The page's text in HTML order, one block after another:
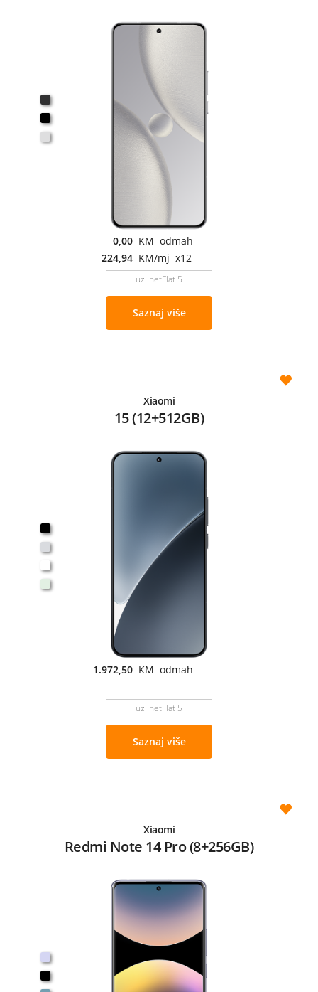
0,00 KM odmah
224,94 KM/mj x12
uz netFlat 5
Saznaj više
Xiaomi
15 (12+512GB)
1.972,50 KM odmah
uz netFlat 5
Saznaj više
Xiaomi
Redmi Note 14 Pro (8+256GB)